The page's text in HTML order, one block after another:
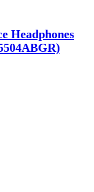
Headphones